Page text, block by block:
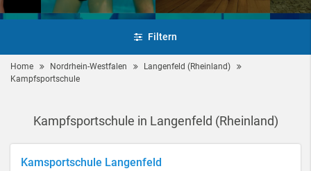
Filtern
Home Nordrhein-Westfalen
Langenfeld (Rheinland)
Kampfsportschule
Kampfsportschule in Langenfeld (Rheinland)
Kamsportschule Langenfeld